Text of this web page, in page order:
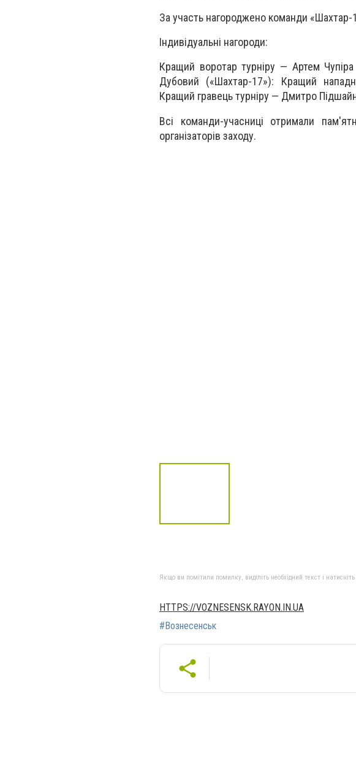
За участь нагороджено команди
Індивідуальні нагороди:
Кращий воротар турніру — Артем
Дубовий («Шахтар-17»): Кращий
Кращий гравець турніру — Дмитро
Всі команди-учасниці отримали
організаторів заходу.
Якщо ви помітили помилку, виділіть необхідний текст і
HTTPS://VOZNESENSK.RAYON.IN.UA
#Вознесенськ